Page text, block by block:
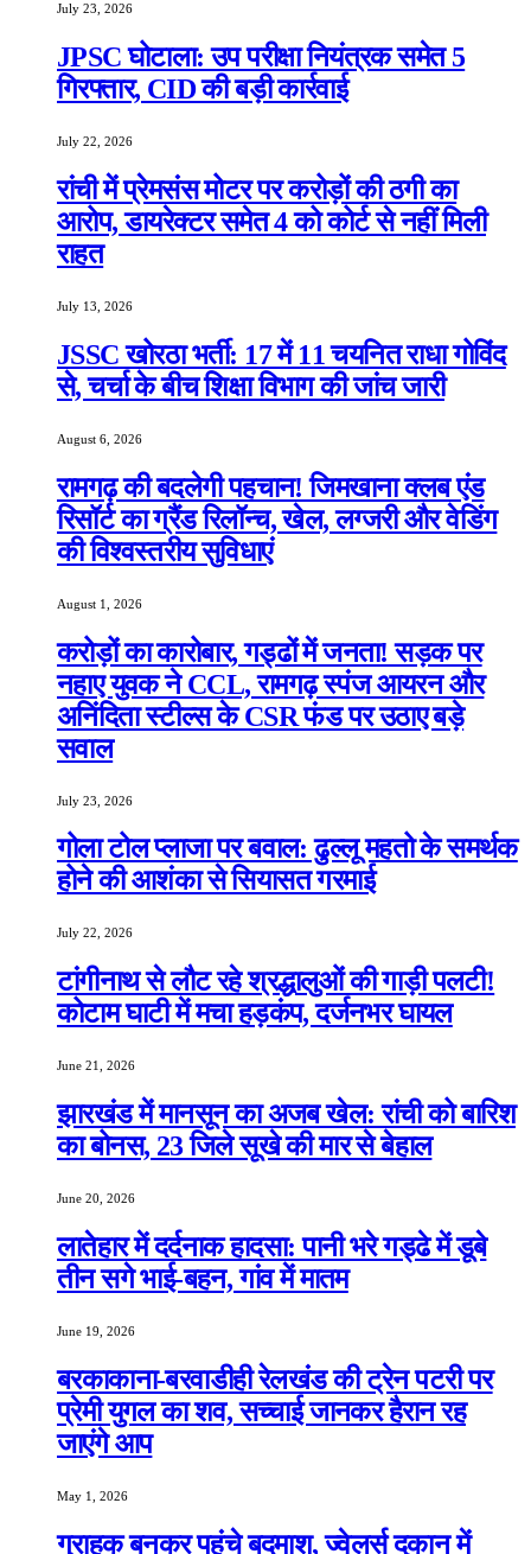
July 23, 2026
JPSC घोटाला: उप परीक्षा नियंत्रक समेत 5
गिरफ्तार, CID की बड़ी कार्रवाई
July 22, 2026
रांची में प्रेमसंस मोटर पर करोड़ों की ठगी का
आरोप, डायरेक्टर समेत 4 को कोर्ट से नहीं मिली
राहत
July 13, 2026
JSSC खोरठा भर्ती: 17 में 11 चयनित राधा गोविंद
से, चर्चा के बीच शिक्षा विभाग की जांच जारी
August 6, 2026
रामगढ़ की बदलेगी पहचान! जिमखाना क्लब एंड
रिसॉर्ट का ग्रैंड रिलॉन्च, खेल, लग्जरी और वेडिंग
की विश्वस्तरीय सुविधाएं
August 1, 2026
करोड़ों का कारोबार, गड्ढों में जनता! सड़क पर
नहाए युवक ने CCL, रामगढ़ स्पंज आयरन और
अनिंदिता स्टील्स के CSR फंड पर उठाए बड़े
सवाल
July 23, 2026
गोला टोल प्लाजा पर बवाल: ढुल्लू महतो के समर्थक
होने की आशंका से सियासत गरमाई
July 22, 2026
टांगीनाथ से लौट रहे श्रद्धालुओं की गाड़ी पलटी!
कोटाम घाटी में मचा हड़कंप, दर्जनभर घायल
June 21, 2026
झारखंड में मानसून का अजब खेल: रांची को बारिश
का बोनस, 23 जिले सूखे की मार से बेहाल
June 20, 2026
लातेहार में दर्दनाक हादसा: पानी भरे गड्ढे में डूबे
तीन सगे भाई-बहन, गांव में मातम
June 19, 2026
बरकाकाना-बरवाडीही रेलखंड की ट्रेन पटरी पर
प्रेमी युगल का शव, सच्चाई जानकर हैरान रह
जाएंगे आप
May 1, 2026
ग्राहक बनकर पहुंचे बदमाश, ज्वेलर्स दुकान में